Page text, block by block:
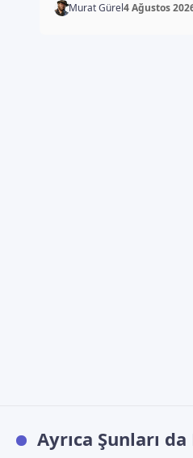
Murat Gürel4 Ağustos
Ayrıca Şunları